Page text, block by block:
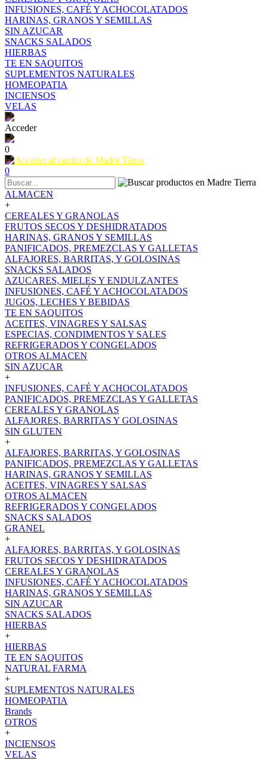
INFUSIONES, CAFÉ Y ACHOCOLATADOS
HARINAS, GRANOS Y SEMILLAS
SIN AZUCAR
SNACKS SALADOS
HIERBAS
TE EN SAQUITOS
SUPLEMENTOS NATURALES
HOMEOPATIA
INCIENSOS
VELAS
Acceder
0
0
ALMACEN
+
CEREALES Y GRANOLAS
FRUTOS SECOS Y DESHIDRATADOS
HARINAS, GRANOS Y SEMILLAS
PANIFICADOS, PREMEZCLAS Y GALLETAS
ALFAJORES, BARRITAS, Y GOLOSINAS
SNACKS SALADOS
AZUCARES, MIELES Y ENDULZANTES
INFUSIONES, CAFÉ Y ACHOCOLATADOS
JUGOS, LECHES Y BEBIDAS
TE EN SAQUITOS
ACEITES, VINAGRES Y SALSAS
ESPECIAS, CONDIMENTOS Y SALES
REFRIGERADOS Y CONGELADOS
OTROS ALMACEN
SIN AZUCAR
+
INFUSIONES, CAFÉ Y ACHOCOLATADOS
PANIFICADOS, PREMEZCLAS Y GALLETAS
CEREALES Y GRANOLAS
ALFAJORES, BARRITAS Y GOLOSINAS
SIN GLUTEN
+
ALFAJORES, BARRITAS, Y GOLOSINAS
PANIFICADOS, PREMEZCLAS Y GALLETAS
HARINAS, GRANOS Y SEMILLAS
ACEITES, VINAGRES Y SALSAS
OTROS ALMACEN
REFRIGERADOS Y CONGELADOS
SNACKS SALADOS
GRANEL
+
ALFAJORES, BARRITAS, Y GOLOSINAS
FRUTOS SECOS Y DESHIDRATADOS
CEREALES Y GRANOLAS
INFUSIONES, CAFÉ Y ACHOCOLATADOS
HARINAS, GRANOS Y SEMILLAS
SIN AZUCAR
SNACKS SALADOS
HIERBAS
+
HIERBAS
TE EN SAQUITOS
NATURAL FARMA
+
SUPLEMENTOS NATURALES
HOMEOPATIA
Brands
OTROS
+
INCIENSOS
VELAS